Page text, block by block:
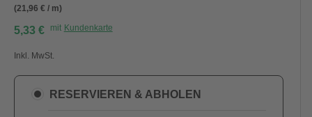
(21,96 € / m)
5,33 € mit Kundenkarte
Inkl. MwSt.
RESERVIEREN & ABHOLEN